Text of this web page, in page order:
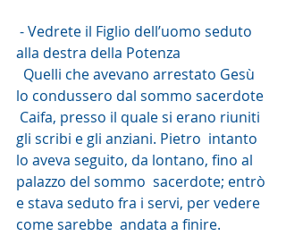
alla destra della Potenza
lo condussero dal sommo sacerdote
Caifa, presso il quale si erano riuniti
gli scribi e gli anziani. Pietro  intanto
lo aveva seguito, da lontano, fino al
palazzo del sommo  sacerdote; entrò
e stava seduto fra i servi, per vedere
come sarebbe  andata a finire.